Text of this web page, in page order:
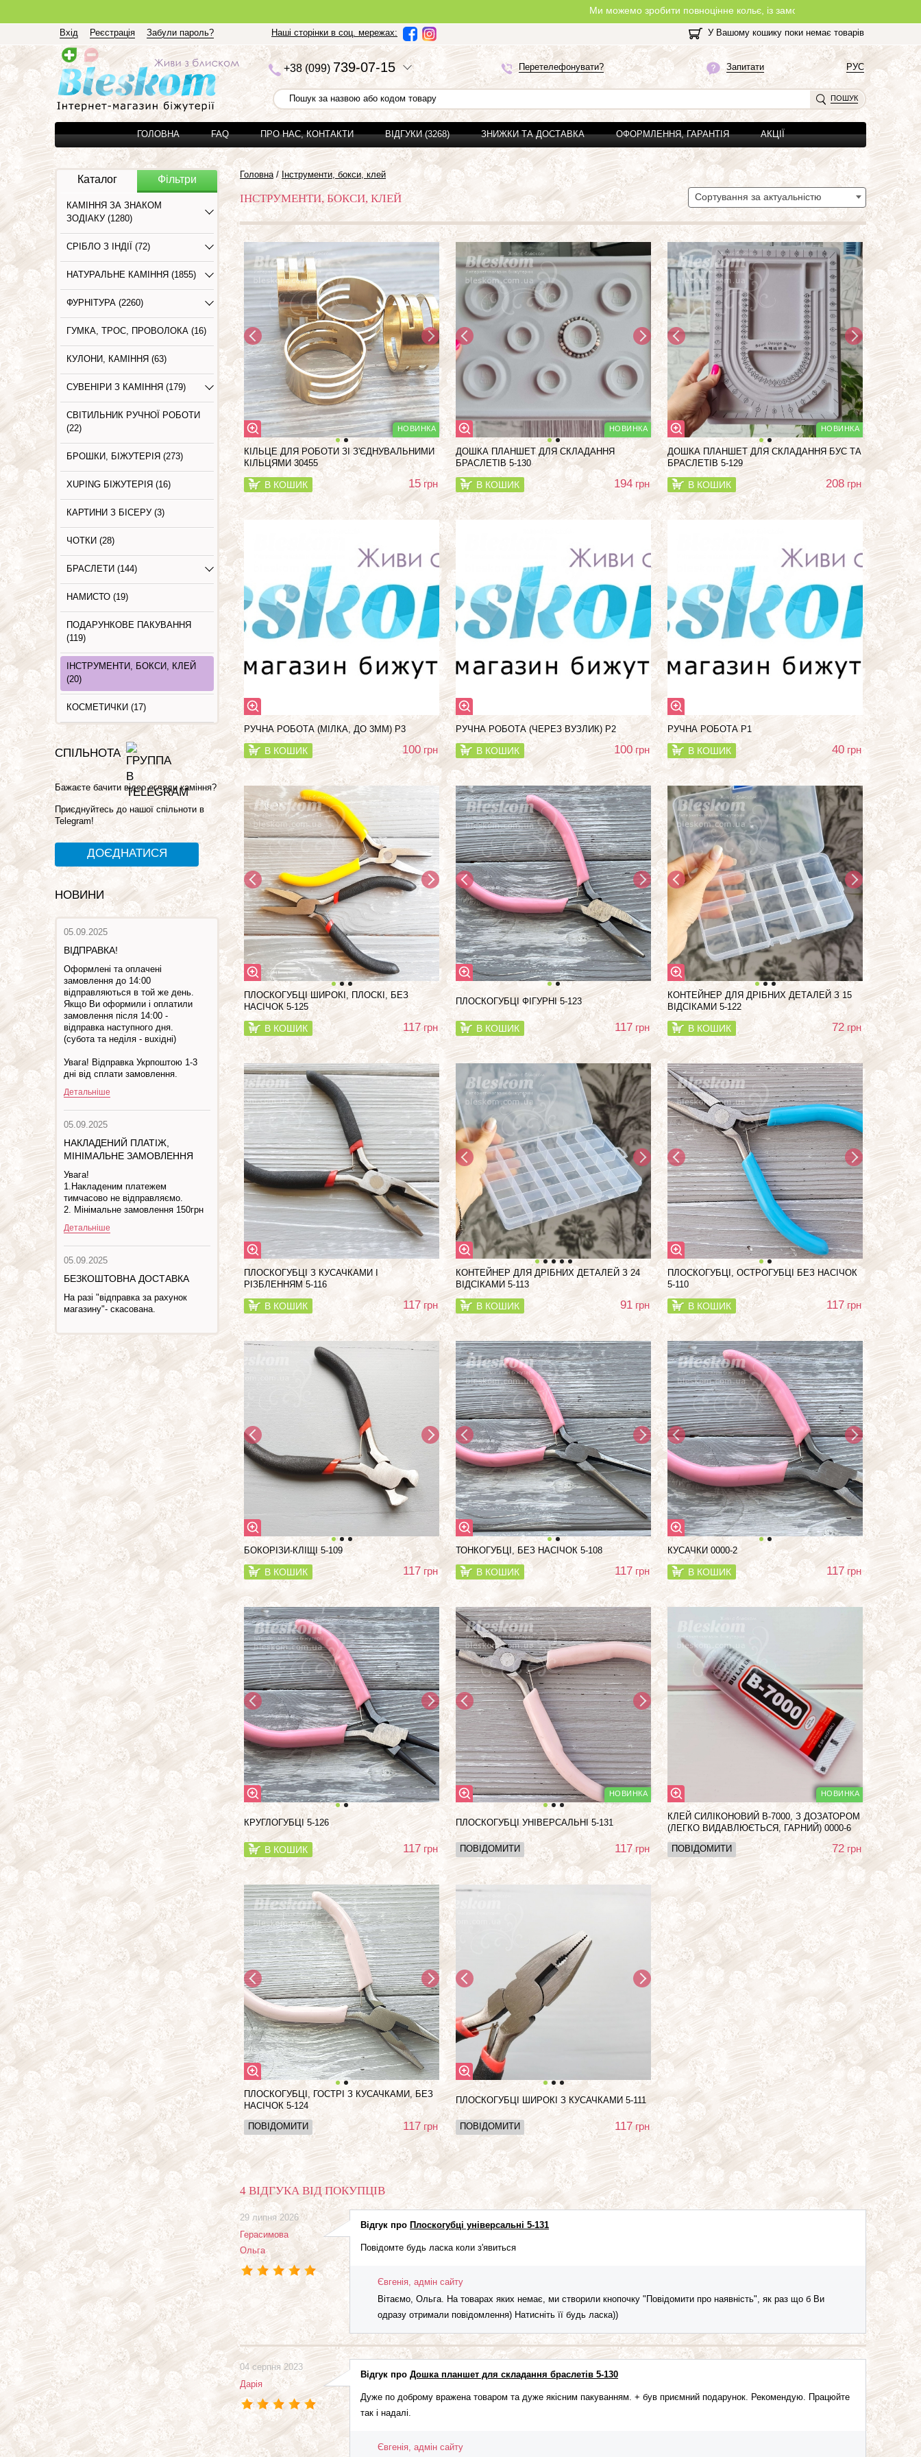
Ми можемо зробити повноцінне кольє, із замочком, з будь-якої нитки, яку Ви оберете
Вхід Реєстрація Забули пароль? Наші сторінки в соц. мережах: У Вашому кошику поки немає товарів
+38 (099)739-07-15 Запитати
Перетелефонувати? РУС
ПОШУК
ГОЛОВНА FAQ ПРО НАС, КОНТАКТИ ВІДГУКИ (3268) ЗНИЖКИ ТА ДОСТАВКА ОФОРМЛЕННЯ, ГАРАНТІЯ АКЦІЇ
Каталог Фільтри
КАМІННЯ ЗА ЗНАКОМ
ЗОДІАКУ (1280)
СРІБЛО З ІНДІЇ (72)
НАТУРАЛЬНЕ КАМІННЯ (1855)
ФУРНІТУРА (2260)
ГУМКА, ТРОС, ПРОВОЛОКА (16)
КУЛОНИ, КАМІННЯ (63)
СУВЕНІРИ З КАМІННЯ (179)
СВІТИЛЬНИК РУЧНОЇ РОБОТИ
(22)
БРОШКИ, БІЖУТЕРІЯ (273)
XUPING БІЖУТЕРІЯ (16)
КАРТИНИ З БIСЕРУ (3)
ЧОТКИ (28)
БРАСЛЕТИ (144)
НАМИСТО (19)
ПОДАРУНКОВЕ ПАКУВАННЯ
(119)
ІНСТРУМЕНТИ, БОКСИ, КЛЕЙ
(20)
КОСМЕТИЧКИ (17)
СПІЛЬНОТА
Бажаєте бачити відео огляди каміння?
Приєднуйтесь до нашої спільноти в
Telegram!
ДОЄДНАТИСЯ
НОВИНИ
05.09.2025
ВІДПРАВКА!
Оформлені та оплачені
замовлення до 14:00
відправляються в той же день.
Якщо Ви оформили і оплатили
замовлення після 14:00 -
відправка наступного дня.
(субота та недiля - вuхiднi)
Увага! Відправка Укрпоштою 1-3
дні від сплати замовлення.
Детальніше
05.09.2025
НАКЛАДЕНИЙ ПЛАТІЖ,
МІНІМАЛЬНЕ ЗАМОВЛЕННЯ
Увага!
1.Накладеним платежем
тимчасово не відправляємо.
2. Мінімальне замовлення 150грн
Детальніше
05.09.2025
БЕЗКОШТОВНА ДОСТАВКА
На разі "відправка за рахунок
магазину"- скасована.
Головна / Інструменти, бокси, клей
ІНСТРУМЕНТИ, БОКСИ, КЛЕЙ Сортування за актуальністю
КІЛЬЦЕ ДЛЯ РОБОТИ ЗІ З'ЄДНУВАЛЬНИМИ
КІЛЬЦЯМИ 30455
В КОШИК 15грн
ДОШКА ПЛАНШЕТ ДЛЯ СКЛАДАННЯ
БРАСЛЕТІВ 5-130
В КОШИК 194 грн
ДОШКА ПЛАНШЕТ ДЛЯ СКЛАДАННЯ БУС ТА
БРАСЛЕТІВ 5-129
В КОШИК 208 грн
РУЧНА РОБОТА (МІЛКА, ДО 3ММ) Р3
В КОШИК 100 грн
РУЧНА РОБОТА (ЧЕРЕЗ ВУЗЛИК) Р2
В КОШИК 100грн
РУЧНА РОБОТА Р1
В КОШИК 40 грн
ПЛОСКОГУБЦІ ШИРОКІ, ПЛОСКІ, БЕЗ
НАСІЧОК 5-125
В КОШИК 117грн
ПЛОСКОГУБЦІ ФІГУРНІ 5-123
В КОШИК 117 грн
КОНТЕЙНЕР ДЛЯ ДРІБНИХ ДЕТАЛЕЙ З 15
ВІДСІКАМИ 5-122
В КОШИК 72 грн
ПЛОСКОГУБЦІ З КУСАЧКАМИ І
РІЗБЛЕННЯМ 5-116
В КОШИК 117грн
КОНТЕЙНЕР ДЛЯ ДРІБНИХ ДЕТАЛЕЙ З 24
ВІДСІКАМИ 5-113
В КОШИК 91 грн
ПЛОСКОГУБЦІ, ОСТРОГУБЦІ БЕЗ НАСІЧОК
5-110
В КОШИК 117грн
БОКОРІЗИ-КЛІЩІ 5-109
В КОШИК 117 грн
ТОНКОГУБЦІ, БЕЗ НАСІЧОК 5-108
В КОШИК 117 грн
КУСАЧКИ 0000-2
В КОШИК 117 грн
КРУГЛОГУБЦІ 5-126
В КОШИК 117 грн
ПЛОСКОГУБЦІ УНІВЕРСАЛЬНІ 5-131
ПОВІДОМИТИ 117грн
КЛЕЙ СИЛІКОНОВИЙ В-7000, З ДОЗАТОРОМ
(ЛЕГКО ВИДАВЛЮЄТЬСЯ, ГАРНИЙ) 0000-6
ПОВІДОМИТИ
72 грн
ПЛОСКОГУБЦІ, ГОСТРІ З КУСАЧКАМИ, БЕЗ
НАСІЧОК 5-124
ПОВІДОМИТИ
117 грн
ПЛОСКОГУБЦІ ШИРОКІ З КУСАЧКАМИ 5-111
ПОВІДОМИТИ 117 грн
4 ВІДГУКА ВІД ПОКУПЦІВ
29 липня 2026
Герасимова
Ольга
Відгук про Плоскогубці універсальні 5-131
Повідомте будь ласка коли з'явиться
Євгенія, адмін сайту
Вітаємо, Ольга. На товарах яких немає, ми створили кнопочку "Повідомити про наявність", як раз що б Ви
одразу отримали повідомлення) Натисніть її будь ласка))
04 серпня 2023
Дарія
Відгук про Дошка планшет для складання браслетів 5-130
Дуже по доброму вражена товаром та дуже якісним пакуванням. + був приємний подарунок. Рекомендую. Працюйте
так і надалі.
Євгенія, адмін сайту